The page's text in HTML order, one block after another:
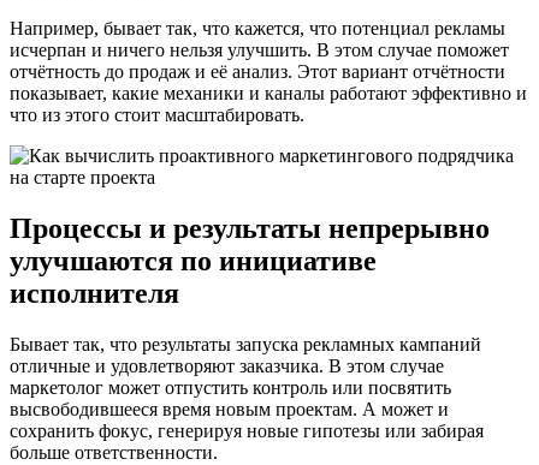
Например, бывает так, что кажется, что потенциал рекламы
исчерпан и ничего нельзя улучшить. В этом случае поможет
отчётность до продаж и её анализ. Этот вариант отчётности
показывает, какие механики и каналы работают эффективно и
что из этого стоит масштабировать.
Процессы и результаты непрерывно
улучшаются по инициативе
исполнителя
Бывает так, что результаты запуска рекламных кампаний
отличные и удовлетворяют заказчика. В этом случае
маркетолог может отпустить контроль или посвятить
высвободившееся время новым проектам. А может и
сохранить фокус, генерируя новые гипотезы или забирая
больше ответственности.